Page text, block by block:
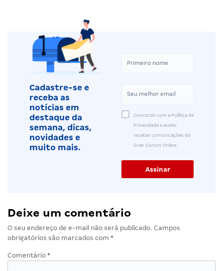
Cadastre-se e
receba as
notícias em
destaque da
semana, dicas,
novidades e
muito mais.
Concordo com a Política de
Privacidade e aceito
receber comunicações do
Gran Cursos Online.
Deixe um comentário
O seu endereço de e-mail não será publicado. Campos
obrigatórios são marcados com *
Comentário *